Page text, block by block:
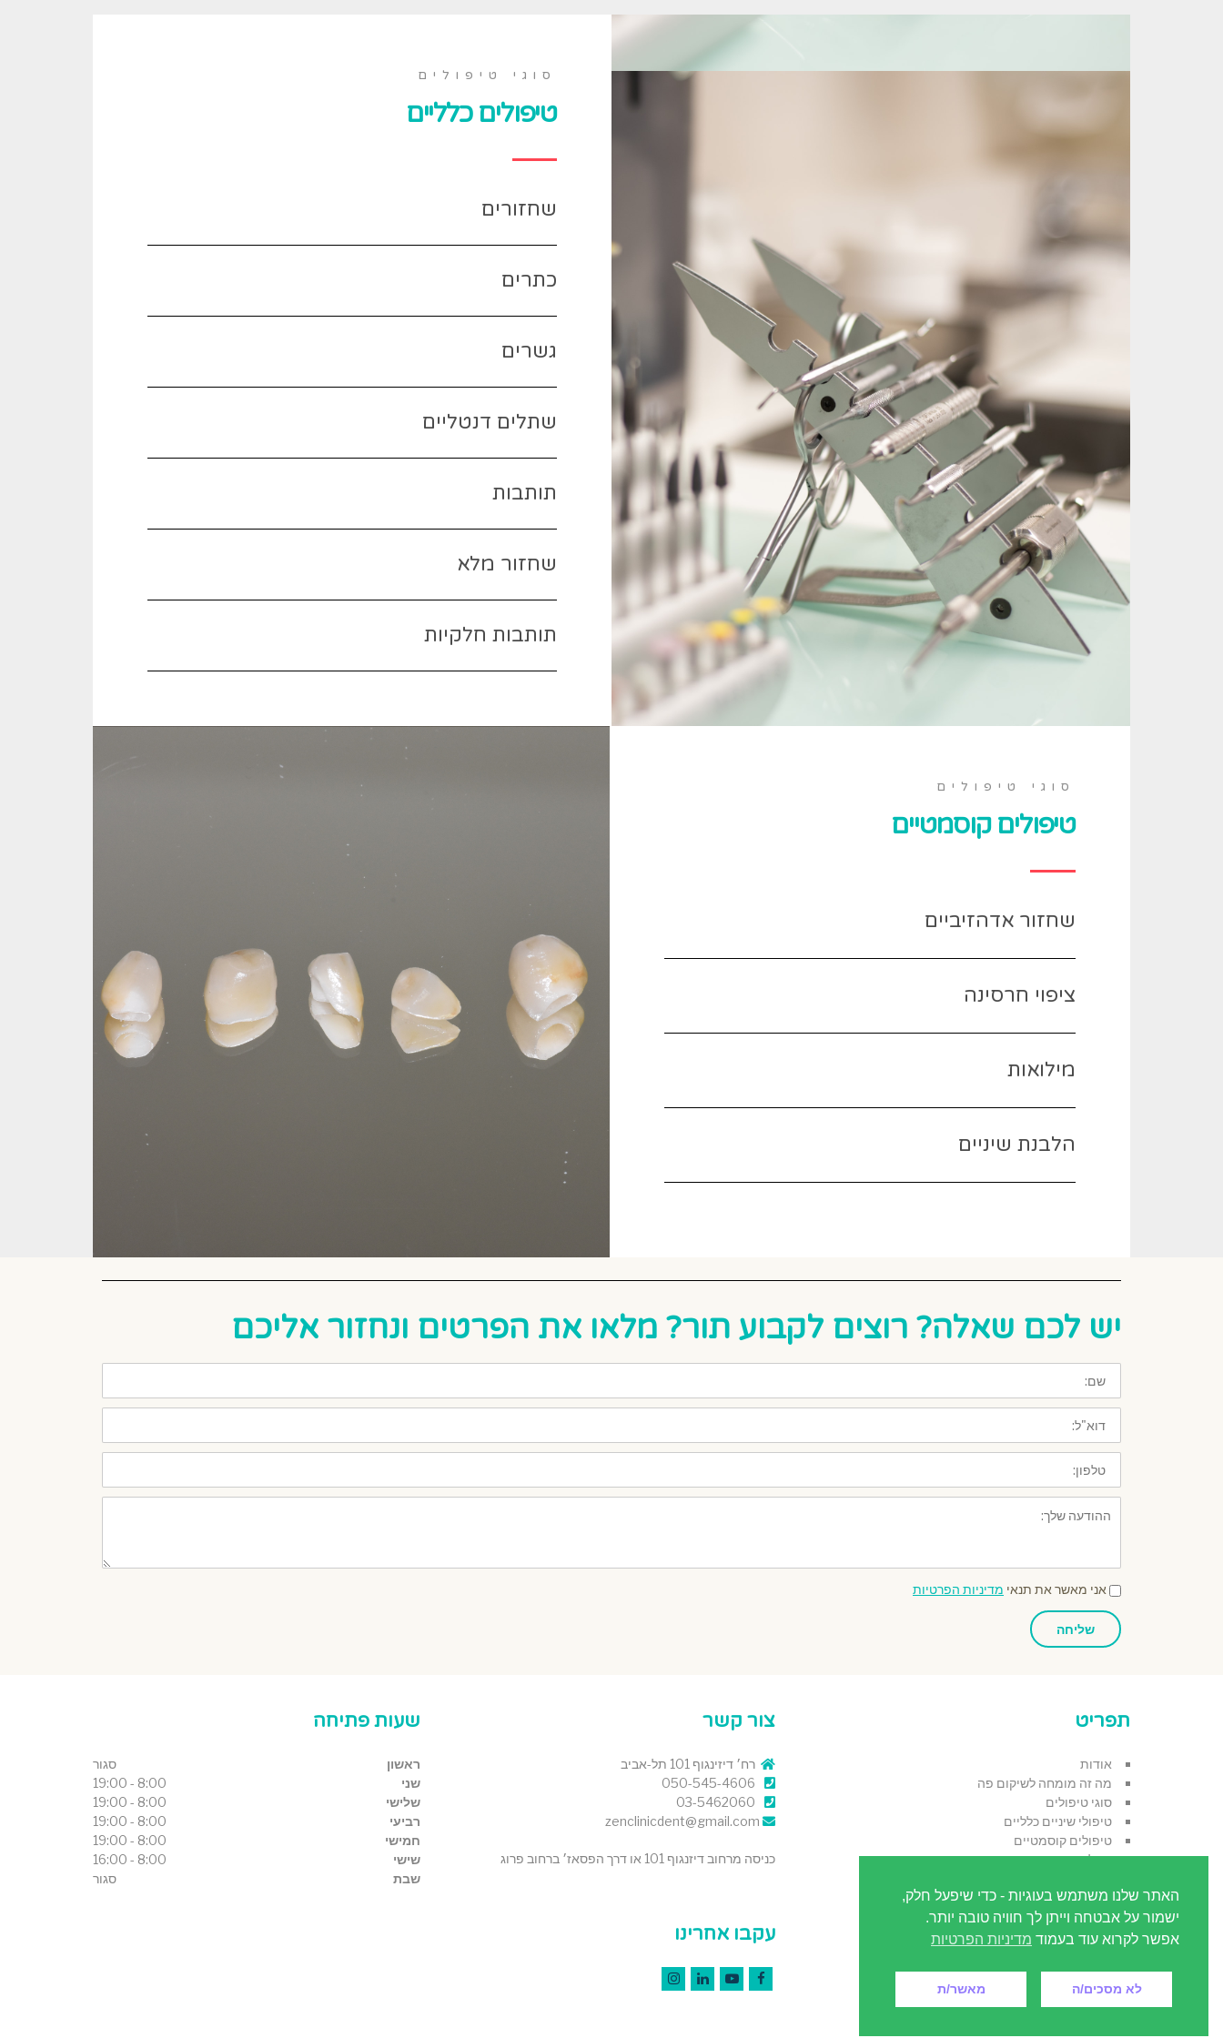
סוגי טיפולים
טיפולים כלליים
שחזורים
כתרים
גשרים
שתלים דנטליים
תותבות
שחזור מלא
תותבות חלקיות
סוגי טיפולים
טיפולים קוסמטיים
שחזור אדהזיביים
ציפוי חרסינה
מילואות
הלבנת שיניים
יש לכם שאלה? רוצים לקבוע תור? מלאו את הפרטים ונחזור אליכם
שם:
דוא"ל:
טלפון:
ההודעה
שלך:
אני
מאשר
את
תנאי
מדיניות
הפרטיות
אני מאשר את תנאי מדיניות הפרטיות
שליחה
תפריט
אודות
מה זה מומחה לשיקום פה
סוגי טיפולים
טיפולי שיניים כלליים
טיפולים קוסמטיים
המלצות
מידע למטופל
שאלות נפוצות
טכנולוגיה מתקדמת
צור קשר
צור קשר
רח׳ דיזינגוף 101 תל-אביב
050-545-4606
03-5462060
zenclinicdent@gmail.com
כניסה מרחוב דיזנגוף 101 או דרך הפסאז׳ ברחוב פרוג
שעות פתיחה
ראשון
סגור
שני
8:00 - 19:00
שלישי
8:00 - 19:00
רביעי
8:00 - 19:00
חמישי
8:00 - 19:00
שישי
8:00 - 16:00
שבת
סגור
עקבו אחרינו
גלילה
לראש
האתר שלנו משתמש בעוגיות - כדי שיפעל חלק,
ישמור על אבטחה וייתן לך חוויה טובה יותר.
אפשר לקרוא עוד בעמוד מדיניות הפרטיות
לא מסכים/ה מאשר/ת